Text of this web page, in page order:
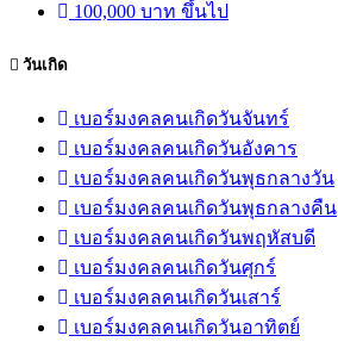
100,000 บาท ขึ้นไป
วันเกิด
เบอร์มงคลคนเกิดวันจันทร์
เบอร์มงคลคนเกิดวันอังคาร
เบอร์มงคลคนเกิดวันพุธกลางวัน
เบอร์มงคลคนเกิดวันพุธกลางคืน
เบอร์มงคลคนเกิดวันพฤหัสบดี
เบอร์มงคลคนเกิดวันศุกร์
เบอร์มงคลคนเกิดวันเสาร์
เบอร์มงคลคนเกิดวันอาทิตย์